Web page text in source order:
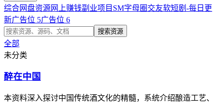
综合网盘资源 网上赚钱副业项目 SM字母圈交友软短剧-每日更
新广告位 5广告位 6
搜索资源
全部
未分类
醉在中国
本资料深入探讨中国传统酒文化的精髓，系统介绍酿造工艺、